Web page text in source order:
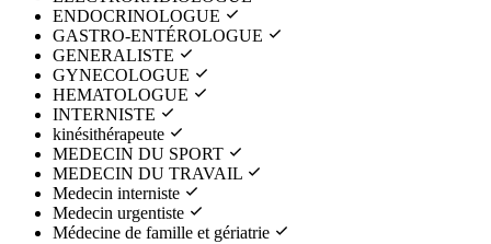
ENDOCRINOLOGUE
GASTRO-ENTÉROLOGUE
GENERALISTE
GYNECOLOGUE
HEMATOLOGUE
INTERNISTE
kinésithérapeute
MEDECIN DU SPORT
MEDECIN DU TRAVAIL
Medecin interniste
Medecin urgentiste
Médecine de famille et gériatrie